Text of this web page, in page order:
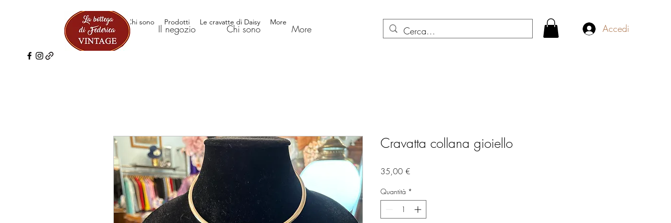
Accedi
Il negozio Chi sono More
Cravatta collana gioiello
35,00 €
Quantità *
Il negozio Chi sono Prodotti Le cravatte di Daisy More